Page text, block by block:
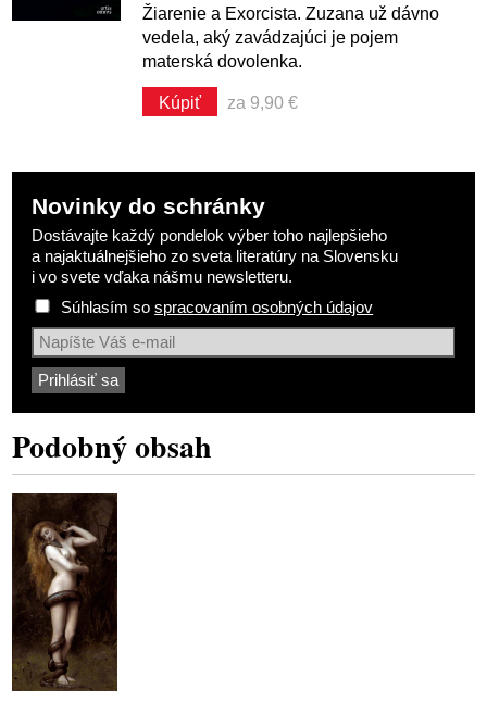
Žiarenie a Exorcista. Zuzana už dávno
vedela, aký zavádzajúci je pojem
materská dovolenka.
Kúpiť za 9,90 €
Novinky do schránky
Dostávajte každý pondelok výber toho najlepšieho
a najaktuálnejšieho zo sveta literatúry na Slovensku
i vo svete vďaka nášmu newsletteru.
Súhlasím sospracovaním osobných údajov
Podobný obsah